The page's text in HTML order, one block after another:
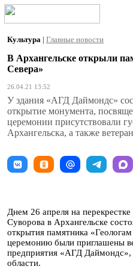
Культура | Главные новости
В Архангельске открыли
Севера»
26.04.21 13:52
У здания «АГД Даймондс»
открытие монумента,
церемонии присутствовали
Архангельска, а также
Днем 26 апреля на
Суворова в Архангельске
открытия памятника
церемонию были приглашены
предприятия «АГД Даймондс»,
области.